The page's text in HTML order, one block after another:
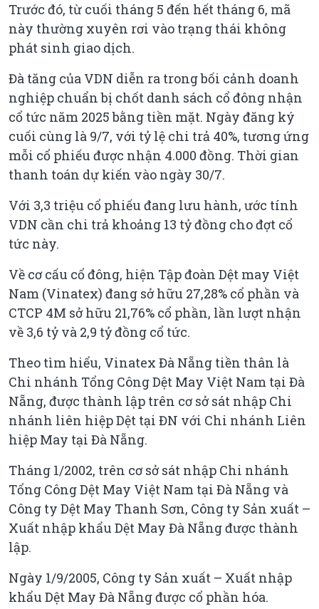
Trước đó, từ cuối tháng 5 đến hết tháng 6, mã
này thường xuyên rơi vào trạng thái không
phát sinh giao dịch.
Đà tăng của VDN diễn ra trong bối cảnh doanh
nghiệp chuẩn bị chốt danh sách cổ đông nhận
cổ tức năm 2025 bằng tiền mặt. Ngày đăng ký
cuối cùng là 9/7, với tỷ lệ chi trả 40%, tương ứng
mỗi cổ phiếu được nhận 4.000 đồng. Thời gian
thanh toán dự kiến vào ngày 30/7.
Với 3,3 triệu cổ phiếu đang lưu hành, ước tính
VDN cần chi trả khoảng 13 tỷ đồng cho đợt cổ
tức này.
Về cơ cấu cổ đông, hiện Tập đoàn Dệt may Việt
Nam (Vinatex) đang sở hữu 27,28% cổ phần và
CTCP 4M sở hữu 21,76% cổ phần, lần lượt nhận
về 3,6 tỷ và 2,9 tỷ đồng cổ tức.
Theo tìm hiểu, Vinatex Đà Nẵng tiền thân là
Chi nhánh Tổng Công Dệt May Việt Nam tại Đà
Nẵng, được thành lập trên cơ sở sát nhập Chi
nhánh liên hiệp Dệt tại ĐN với Chi nhánh Liên
hiệp May tại Đà Nẵng.
Tháng 1/2002, trên cơ sở sát nhập Chi nhánh
Tổng Công Dệt May Việt Nam tại Đà Nẵng và
Công ty Dệt May Thanh Sơn, Công ty Sản xuất –
Xuất nhập khẩu Dệt May Đà Nẵng được thành
lập.
Ngày 1/9/2005, Công ty Sản xuất – Xuất nhập
khẩu Dệt May Đà Nẵng được cổ phần hóa.